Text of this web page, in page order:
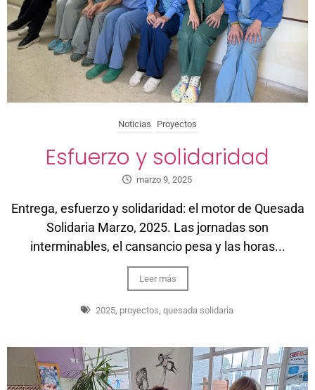
Noticias Proyectos
Esfuerzo y solidaridad
marzo 9, 2025
Entrega, esfuerzo y solidaridad: el motor de Quesada
Solidaria Marzo, 2025. Las jornadas son
interminables, el cansancio pesa y las horas...
Leer más
2025, proyectos, quesada solidaria